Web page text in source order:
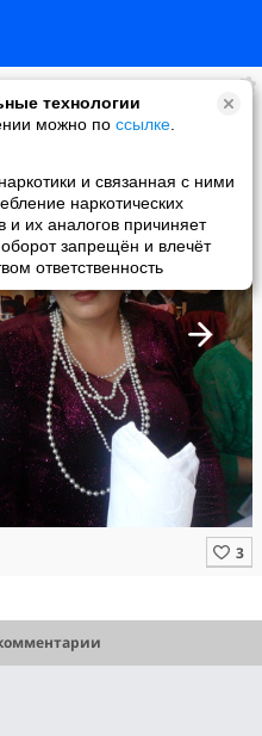
технологии
можно по ссылке
и связанная с ними
наркотических
и их аналогов причиняет
запрещён и влечёт
ответственность